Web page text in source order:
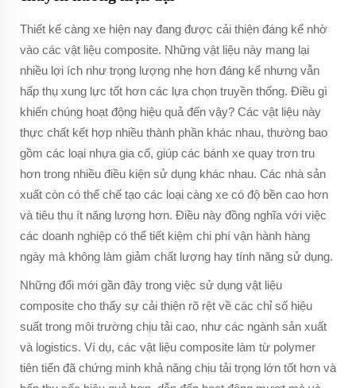
Thiết kế càng xe hiện nay đang được cải thiện đáng kể nhờ
vào các vật liệu composite. Những vật liệu này mang lại
nhiều lợi ích như trọng lượng nhẹ hơn đáng kể nhưng vẫn
hấp thụ xung lực tốt hơn các lựa chọn truyền thống. Điều gì
khiến chúng hoạt động hiệu quả đến vậy? Các vật liệu này
thực chất kết hợp nhiều thành phần khác nhau, thường bao
gồm các loại nhựa gia cố, giúp các bánh xe quay trơn tru
hơn trong nhiều điều kiện sử dụng khác nhau. Các nhà sản
xuất còn có thể chế tạo các loại càng xe có độ bền cao hơn
và tiêu thụ ít năng lượng hơn. Điều này đồng nghĩa với việc
các doanh nghiệp có thể tiết kiệm chi phí vận hành hàng
ngày mà không làm giảm chất lượng hay tính năng sử dụng.
Những đổi mới gần đây trong việc sử dụng vật liệu
composite cho thấy sự cải thiện rõ rệt về các chỉ số hiệu
suất trong môi trường chịu tải cao, như các ngành sản xuất
và logistics. Ví dụ, các vật liệu composite làm từ polymer
tiên tiến đã chứng minh khả năng chịu tải trọng lớn tốt hơn và